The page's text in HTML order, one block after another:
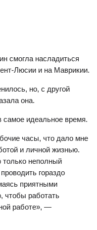
смогла насладиться
Люсии и на Маврикии.
но, с другой
она.
идеальное время.
часы, что дало мне
и личной жизнью.
только неполный
гораздо
приятными
чтобы работать
работе», —